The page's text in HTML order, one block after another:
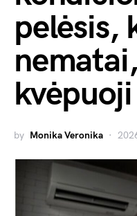
pelėsis,
by Monika Veronika